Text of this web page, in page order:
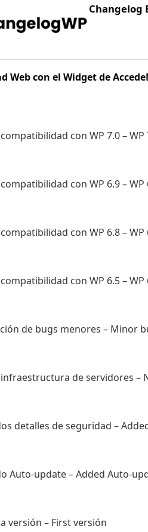
Changelog
Web con el Widget de
con WP 7.0 –
con WP 6.9 –
con WP 6.8 –
con WP 6.5 –
de bugs menores – Minor
de servidores –
detalles de seguridad –
Auto-update – Added Auto-
versión – First versión